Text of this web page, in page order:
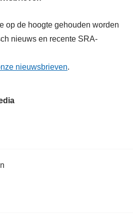
op de hoogte gehouden worden
nieuws en recente SRA-
nieuwsbrieven.